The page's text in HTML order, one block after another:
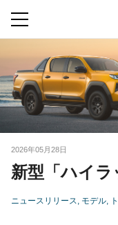
2026年05月28日
新型「ハイ
ニュースリリース モデル